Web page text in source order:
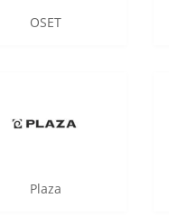
OSET
Plaza